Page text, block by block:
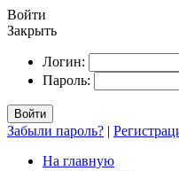
Войти
Закрыть
Логин:
Пароль:
Войти
Забыли пароль? |
На главную